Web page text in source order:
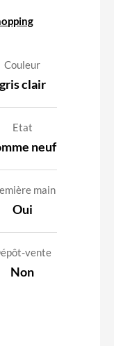
Couleur
gris clair
Etat
neuf
main
Oui
vente
Non